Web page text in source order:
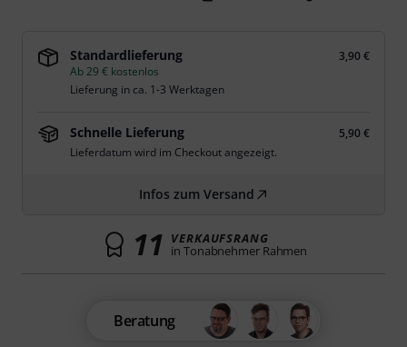
Standardlieferung
3,90 €
Ab 29 € kostenlos
Lieferung in ca. 1-3 Werktagen
Schnelle Lieferung
5,90 €
Lieferdatum wird im Checkout angezeigt.
Infos zum Versand
11 VERKAUFSRANG
in Tonabnehmer Rahmen
Beratung